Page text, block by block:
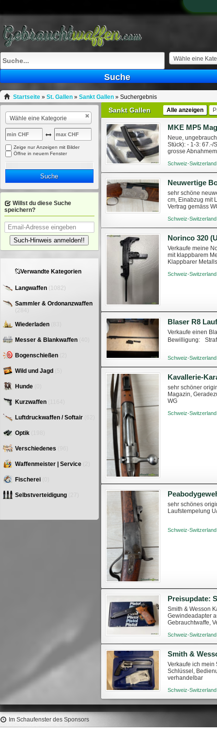
Wähle eine
Suche
Startseite» St. Gallen» Sankt Gallen» Suchergebnis
Sankt Gallen Alle anzeigen
Neue,
Stück): - 1-3: 67.-/
grosse
Schweiz-
sehr schöne
cm, Einabzug mit
Vertrag gemäss
Schweiz-
Norinco 320
Verkaufe meine
mit klappbarem
Klappbarer
Schweiz-
Verkaufe einen
Bewilligung:
Schweiz-
Kavallerie-
sehr schöner
Magazin,
WG
Schweiz-
sehr schönes
Laufstempelung
Schweiz-
Smith & Wesson
Gewindeadapter
Gebrauchtwaffe,
Schweiz-
Smith &
Verkaufe ich mein
Schlüssel,
verhandelbar
Schweiz-
Wähle eine Kategorie
Zeige nur Anzeigen mit Bilder
Öffne in neuem Fenster
Suche
Willst du diese Suche
speichern?
Such-Hinweis anmelden!!
Verwandte Kategorien
Langwaffen (1082)
Sammler & Ordonanzwaffen
(284)
Wiederladen
Messer & Blankwaffen
Bogenschießen
Wild und Jagd
Hunde
Kurzwaffen
Luftdruckwaffen / Softair
Optik
Verschiedenes
Waffenmeister | Service
Fischerei
Selbstverteidigung
Im Schaufenster des Sponsors